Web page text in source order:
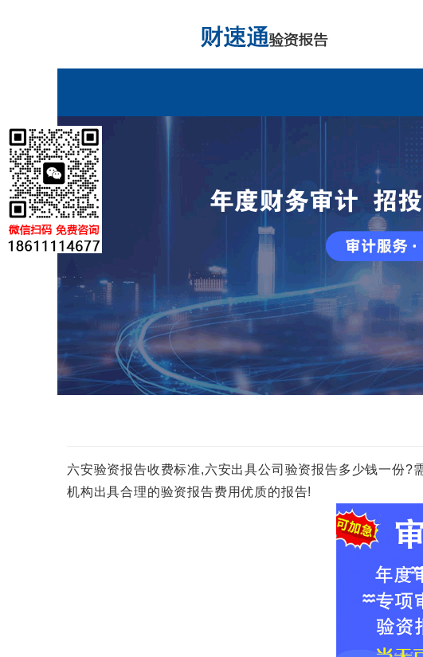
六安验资报告收费标准,六安出具公司验资报告多少钱一份
机构出具合理的验资报告费用优质的报告!